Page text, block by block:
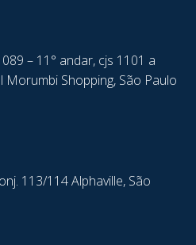
– 11° andar, cjs 1101 a
Shopping, São Paulo
113/114 Alphaville, São